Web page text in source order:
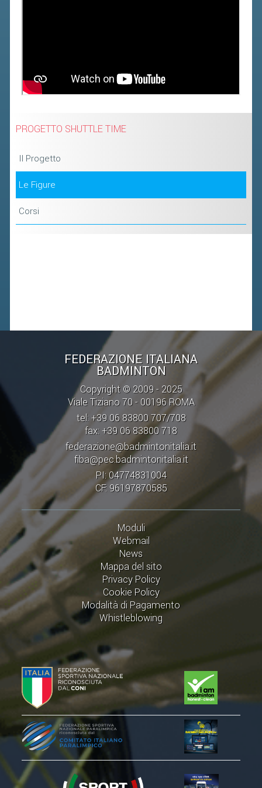
PROGETTO SHUTTLE TIME
Il Progetto
Le Figure
Corsi
FEDERAZIONE ITALIANA
BADMINTON
Copyright © 2009 - 2025
Viale Tiziano 70 - 00196 ROMA
tel: +39 06 83800 707/708
fax: +39 06 83800 718
federazione@badmintonitalia.it
fiba@pec.badmintonitalia.it
PI: 04774831004
CF: 96197870585
Moduli
Webmail
News
Mappa del sito
Privacy Policy
Cookie Policy
Modalità di Pagamento
Whistleblowing
NOVITÀ FISCALI
SCADENZARIO
VOLA CON NOI 2026
RIVISTA BADMANIA
2026
2025
2024
2023
2022
2021
2020
2019
2018